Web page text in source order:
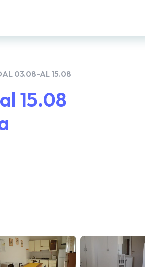
03.08-AL 15.08
15.08